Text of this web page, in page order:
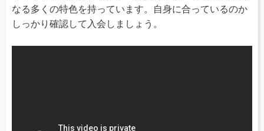
なる多くの特色を持っています。自身に合っているのか
しっかり確認して入会しましょう。